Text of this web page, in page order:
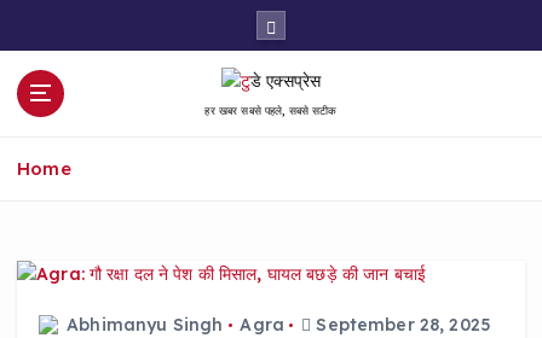
हर खबर सबसे पहले, सबसे सटीक
Home
Abhimanyu Singh Agra September 28, 2025